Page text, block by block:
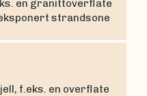
en granittoverflate
strandsone
f.eks. en overflate